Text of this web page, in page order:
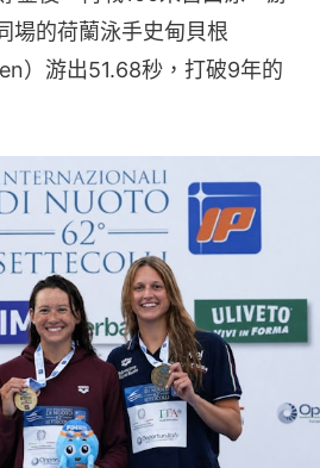
場的荷蘭泳手史甸貝根
）游出51.68秒，打破9年的